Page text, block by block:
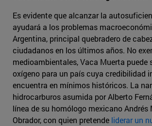
Es evidente que alcanzar la
ayudará a los problemas
Argentina, principal quebradero de
ciudadanos en los últimos años. No
medioambientales, Vaca Muerta puede
oxígeno para un país cuya credibilidad
encuentra en mínimos históricos. La
hidrocarburos asumida por Alberto
línea de su homólogo mexicano Andrés
Obrador, con quien pretende liderar un